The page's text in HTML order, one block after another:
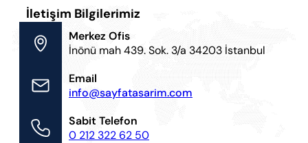
İletişim Bilgilerimiz
Merkez Ofis
İnönü mah 439. Sok. 3/a 34203 İstanbul
Email
info@sayfatasarim.com
Sabit Telefon
0 212 322 62 50